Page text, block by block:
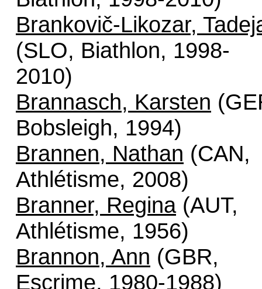
Brankovič-Likozar,
(SLO, Biathlon, 1998-
2010)
Brannasch, Karsten
Bobsleigh, 1994)
Brannen, Nathan (CAN,
Athlétisme, 2008)
Branner, Regina(AUT,
Athlétisme, 1956)
Brannon, Ann (GBR,
Escrime, 1980-1988)